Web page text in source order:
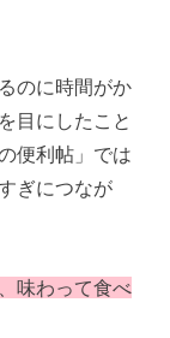
のに時間がか
目にしたこと
便利帖」では
ぎにつなが
味わって食べ